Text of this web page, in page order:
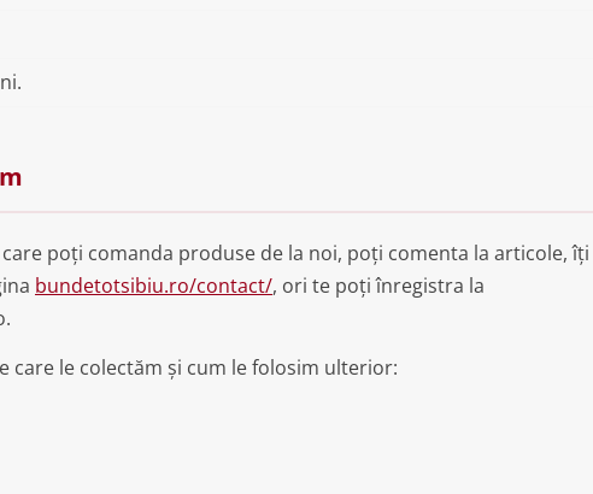
poți comanda produse de la noi, poți comenta la articole, îți
bundetotsibiu.ro/contact/, ori te poți înregistra la
care le colectăm și cum le folosim ulterior: